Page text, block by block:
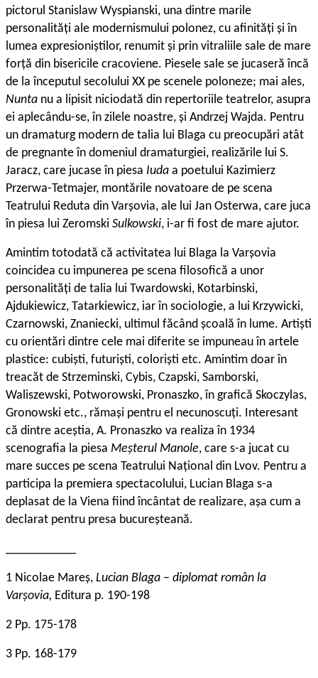
pictorul Stanislaw Wyspianski, una dintre marile
personalități ale modernismului polonez, cu afinități și în
lumea expresioniștilor, renumit și prin vitraliile sale de mare
forță din bisericile cracoviene. Piesele sale se jucaseră încă
de la începutul secolului XX pe scenele poloneze; mai ales,
Nunta nu a lipisit niciodată din repertoriile teatrelor, asupra
ei aplecându-se, în zilele noastre, și Andrzej Wajda. Pentru
un dramaturg modern de talia lui Blaga cu preocupări atât
de pregnante în domeniul dramaturgiei, realizările lui S.
Jaracz, care jucase în piesa Iuda a poetului Kazimierz
Przerwa-Tetmajer, montările novatoare de pe scena
Teatrului Reduta din Varșovia, ale lui Jan Osterwa, care juca
în piesa lui Zeromski Sulkowski, i-ar fi fost de mare ajutor.
Amintim totodată că activitatea lui Blaga la Varșovia
coincidea cu impunerea pe scena filosofică a unor
personalități de talia lui Twardowski, Kotarbinski,
Ajdukiewicz, Tatarkiewicz, iar în sociologie, a lui Krzywicki,
Czarnowski, Znaniecki, ultimul făcând școală în lume. Artiști
cu orientări dintre cele mai diferite se impuneau în artele
plastice: cubiști, futuriști, coloriști etc. Amintim doar în
treacăt de Strzeminski, Cybis, Czapski, Samborski,
Waliszewski, Potworowski, Pronaszko, în grafică Skoczylas,
Gronowski etc., rămași pentru el necunoscuți. Interesant
că dintre aceștia, A. Pronaszko va realiza în 1934
scenografia la piesa Meșterul Manole, care s-a jucat cu
mare succes pe scena Teatrului Național din Lvov. Pentru a
participa la premiera spectacolului, Lucian Blaga s-a
deplasat de la Viena fiind încântat de realizare, așa cum a
declarat pentru presa bucureșteană.
1 Nicolae Mareș, Lucian Blaga – diplomat român la
Varșovia, Editura p. 190-198
2 Pp. 175-178
3 Pp. 168-179